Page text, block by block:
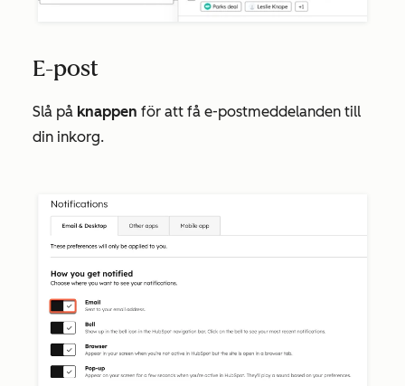
E-post
Slå på knappen för att få e-postmeddelanden till
din inkorg.